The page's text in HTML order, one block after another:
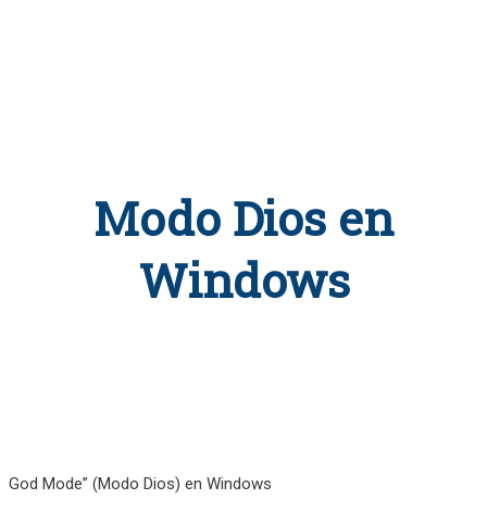
Modo Dios en
Windows
God Mode” (Modo Dios) en Windows